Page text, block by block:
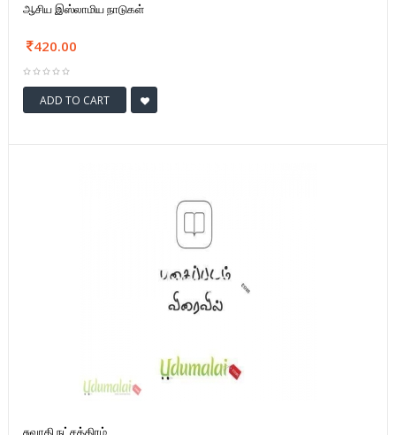
ஆசிய இஸ்லாமிய நாடுகள்
420.00
ADD TO CART
சுவாதி நட்சத்திரம்